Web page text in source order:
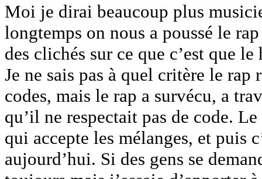
Moi je dirai beaucoup plus
longtemps on nous a poussé le
des clichés sur ce que c’est que
Je ne sais pas à quel critère le rap
codes, mais le rap a survécu, a
qu’il ne respectait pas de code.
qui accepte les mélanges, et puis
aujourd’hui. Si des gens se